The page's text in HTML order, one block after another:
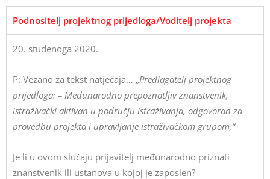
Podnositelj projektnog prijedloga/Voditelj projekta
20. studenoga 2020.
P: Vezano za tekst natječaja… „Predlagatelj projektnog
prijedloga: – Međunarodno prepoznatljiv znanstvenik,
istraživački aktivan u području istraživanja, odgovoran za
provedbu projekta i upravljanje istraživačkom grupom;“
Je li u ovom slučaju prijavitelj međunarodno priznati
znanstvenik ili ustanova u kojoj je zaposlen?